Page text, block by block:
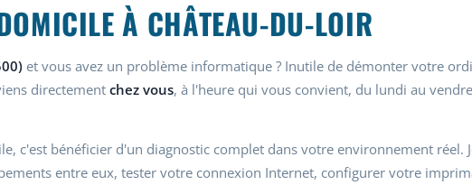
À CHÂTEAU-DU-LOIR
et vous avez un problème informatique ? Inutile de démonter votre
directementchez vous, à l'heure qui vous convient, du lundi au
c'est bénéficier d'un diagnostic complet dans votre environnement réel.
entre eux, tester votre connexion Internet, configurer votre